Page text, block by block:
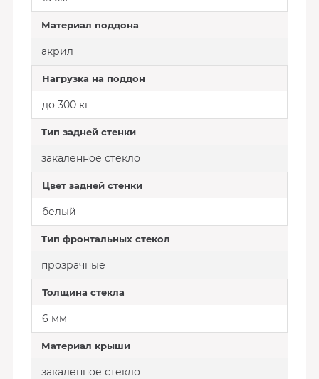
Материал поддона
акрил
Нагрузка на поддон
до 300 кг
Тип задней стенки
закаленное стекло
Цвет задней стенки
белый
Тип фронтальных стекол
прозрачные
Толщина стекла
6 мм
Материал крыши
закаленное стекло